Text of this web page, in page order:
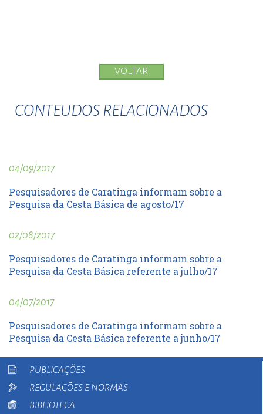
VOLTAR
CONTEUDOS RELACIONADOS
04/09/2017
Pesquisadores de Caratinga informam sobre a
Pesquisa da Cesta Básica de agosto/17
02/08/2017
Pesquisadores de Caratinga informam sobre a
Pesquisa da Cesta Básica referente a julho/17
04/07/2017
Pesquisadores de Caratinga informam sobre a
Pesquisa da Cesta Básica referente a junho/17
PUBLICAÇÕES
REGULAÇÕES E NORMAS
BIBLIOTECA